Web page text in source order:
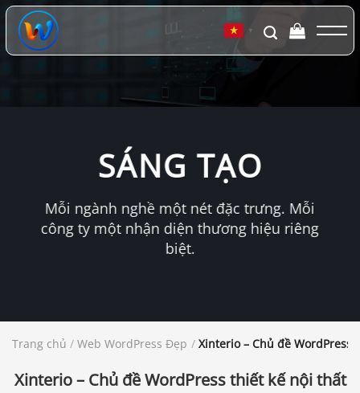
Chuyển
đến
dung
▼
SÁNG TẠO
Mỗi ngành nghề một nét đặc trưng. Mỗi
công ty một nhận diện thương hiệu riêng
biệt.
Trang chủ / Web WordPress Đẹp / Xinterio – Chủ đề WordPress
Xinterio – Chủ đề WordPress thiết kế nội thất